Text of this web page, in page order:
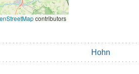
contributors
Hohn